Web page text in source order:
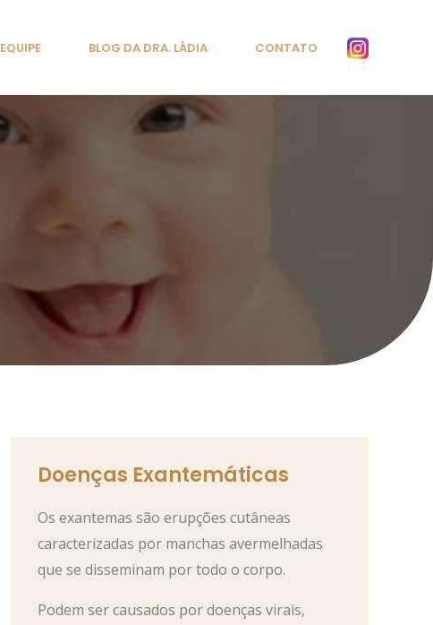
EQUIPE BLOG DA DRA. LÁDIA CONTATO
Doenças Exantemáticas
Os exantemas são erupções cutâneas
caracterizadas por manchas avermelhadas
que se disseminam por todo o corpo.
Podem ser causados por doenças virais,